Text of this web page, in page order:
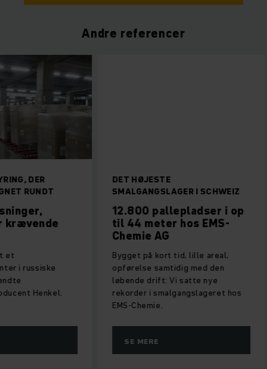
Andre referencer
DER
RUNDT
krævende
et
i russiske
Henkel.
DET HØJESTE
SMALGANGSLAGER I SCHWEIZ
12.800 pallepladser i op
til 44 meter hos EMS-
Chemie AG
Bygget på kort tid, lille areal,
opførelse samtidig med den
løbende drift: Vi satte nye
rekorder i smalgangslageret hos
EMS-Chemie.
SE MERE